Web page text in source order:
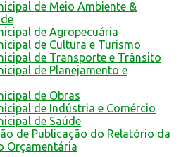
de Meio Ambiente &
de Agropecuária
de Cultura e Turismo
de Transporte e Trânsito
de Planejamento e
de Obras
de Indústria e Comércio
de Saúde
de Publicação do Relatório da
Orçamentária